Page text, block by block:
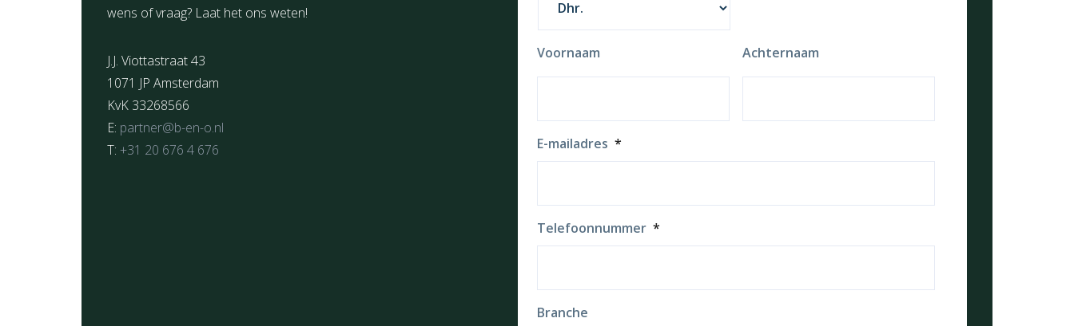
wens of vraag? Laat het ons weten!
J.J. Viottastraat 43
1071 JP Amsterdam
KvK 33268566
E: partner@b-en-o.nl
T: +31 20 676 4 676
Voornaam Achternaam
E-mailadres *
Telefoonnummer *
Branche